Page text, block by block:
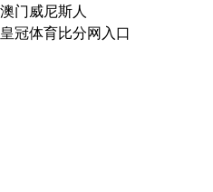
澳门威尼斯人
皇冠体育比分网入口